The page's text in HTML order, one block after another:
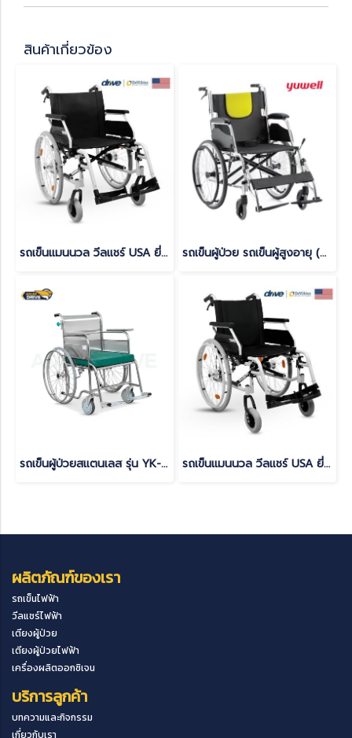
สินค้าเกี่ยวข้อง
รถเข็นแมนนวล วีลแชร์ USA ยี่ห้อ Devilbiss รุ่น Ecotec 2G เบาะนั่ง 50 ซม. รถเข็นผู้ป่วย รถเข็นผู้สูงอายุ (Wheelchairs) ยี่ห้อYUWELL รุ่น H053C
รถเข็นผู้ป่วยสแตนเลส รุ่น YK-SW001 รถเข็นแมนนวล วีลแชร์ USA ยี่ห้อ Devilbiss รุ่น Ecotec 2G เบาะนั่ง 46 ซม.
ผลิตภัณฑ์ของเรา
รถเข็นไฟฟ้า
วีลแชร์ไฟฟ้า
เตียงผู้ป่วย
เตียงผู้ป่วยไฟฟ้า
เครื่องผลิตออกซิเจน
บริการลูกค้า
บทความและกิจกรรม
เกี่ยวกับเรา